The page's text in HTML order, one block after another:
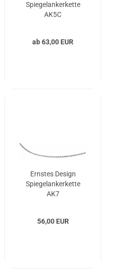
Spiegelankerkette
AK5C
ab 63,00 EUR
Ernstes Design
Spiegelankerkette
AK7
56,00 EUR